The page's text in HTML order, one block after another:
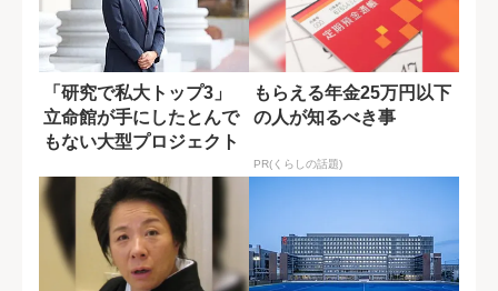
「研究で私大トップ3」
立命館が手にしたとんで
もない大型プロジェクト
もらえる年金25万円以下
の人が知るべき事
PR(くらしの話題)